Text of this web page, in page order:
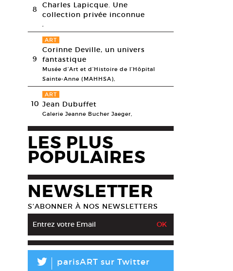
8
Charles Lapicque. Une
collection privée inconnue
,
9
ART
Corinne Deville, un univers
fantastique
Musée d’Art et d’Histoire de l’Hôpital
Sainte-Anne (MAHHSA),
10
ART
Jean Dubuffet
Galerie Jeanne Bucher Jaeger,
LES PLUS
POPULAIRES
NEWSLETTER
S’ABONNER À NOS NEWSLETTERS
L parisART sur Twitter